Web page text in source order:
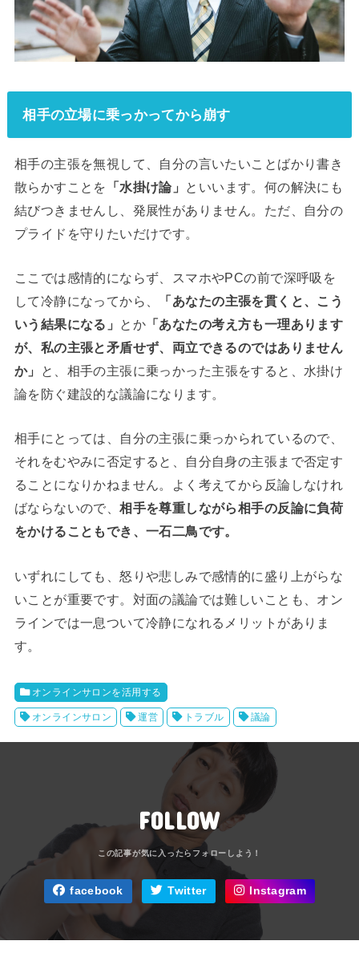
相手の立場に乗っかってから崩す
相手の主張を無視して、自分の言いたいことばかり書き
散らかすことを 「水掛け論」
といいます。何の解決にも
結びつきませんし、発展性がありません。ただ、自分の
プライドを守りたいだけです。
ここでは感情的にならず、スマホやPCの前で深呼吸を
して冷静になってから、
「あなたの主張を貫くと、こう
いう結果になる」 とか 「あなたの考え方も一理あります
が、私の主張と矛盾せず、両立できるのではありません
か」
と、相手の主張に乗っかった主張をすると、水掛け
論を防ぐ建設的な議論になります。
相手にとっては、自分の主張に乗っかられているので、
それをむやみに否定すると、自分自身の主張まで否定す
ることになりかねません。よく考えてから反論しなけれ
ばならないので、相手を尊重しながら相手の反論に負荷
をかけることもでき、一石二鳥です。
いずれにしても、怒りや悲しみで感情的に盛り上がらな
いことが重要です。対面の議論では難しいことも、オン
ラインでは一息ついて冷静になれるメリットがありま
す。
オンラインサロンを活用する
オンラインサロン 運営 トラブル 議論
FOLLOW
facebook Twitter Instagram